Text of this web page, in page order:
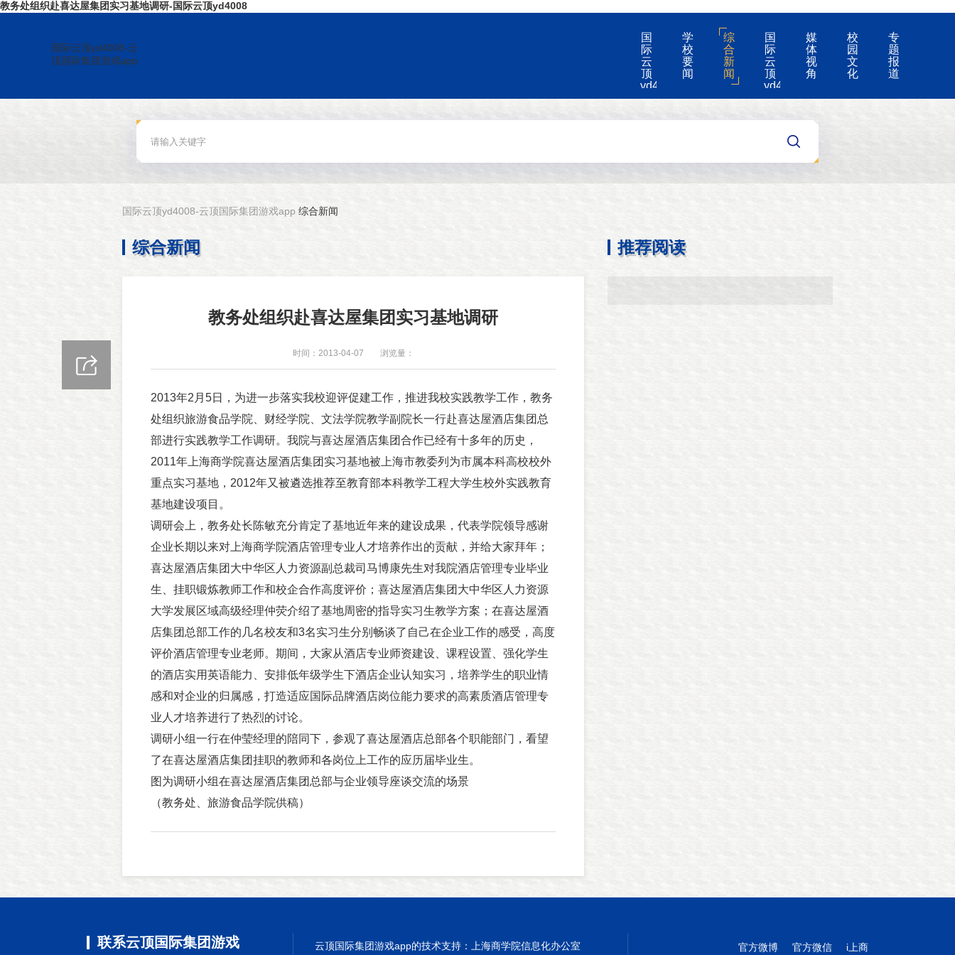
教务处组织赴喜达屋集团实习基地调研-国际云顶yd4008
国际云顶yd4008-云
顶国际集团游戏app
国
际
云
顶
yd4008-
云
国
戏
学
校
要
闻
综
合
新
闻
国
际
云
顶
yd4008
的
告
媒
体
视
角
校
园
文
化
专
题
报
道
国际云顶yd4008-云顶国际集团游戏app 综合新闻
综合新闻
教务处组织赴喜达屋集团实习基地调研
时间：2013-04-07 浏览量：
2013年2月5日，为进一步落实我校迎评促建工作，推进我校实践教学工作，教务
处组织旅游食品学院、财经学院、文法学院教学副院长一行赴喜达屋酒店集团总
部进行实践教学工作调研。我院与喜达屋酒店集团合作已经有十多年的历史，
2011年上海商学院喜达屋酒店集团实习基地被上海市教委列为市属本科高校校外
重点实习基地，2012年又被遴选推荐至教育部本科教学工程大学生校外实践教育
基地建设项目。
调研会上，教务处长陈敏充分肯定了基地近年来的建设成果，代表学院领导感谢
企业长期以来对上海商学院酒店管理专业人才培养作出的贡献，并给大家拜年；
喜达屋酒店集团大中华区人力资源副总裁司马博康先生对我院酒店管理专业毕业
生、挂职锻炼教师工作和校企合作高度评价；喜达屋酒店集团大中华区人力资源
大学发展区域高级经理仲荧介绍了基地周密的指导实习生教学方案；在喜达屋酒
店集团总部工作的几名校友和3名实习生分别畅谈了自己在企业工作的感受，高度
评价酒店管理专业老师。期间，大家从酒店专业师资建设、课程设置、强化学生
的酒店实用英语能力、安排低年级学生下酒店企业认知实习，培养学生的职业情
感和对企业的归属感，打造适应国际品牌酒店岗位能力要求的高素质酒店管理专
业人才培养进行了热烈的讨论。
调研小组一行在仲莹经理的陪同下，参观了喜达屋酒店总部各个职能部门，看望
了在喜达屋酒店集团挂职的教师和各岗位上工作的应历届毕业生。
图为调研小组在喜达屋酒店集团总部与企业领导座谈交流的场景
（教务处、旅游食品学院供稿）
推荐阅读
联系云顶国际集团游戏
云顶国际集团游戏app的技术支持：上海商学院信息化办公室 i上商
官方微信
官方微博